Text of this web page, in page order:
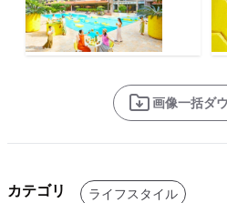
画像一括ダ
カテゴリ ライフスタイル